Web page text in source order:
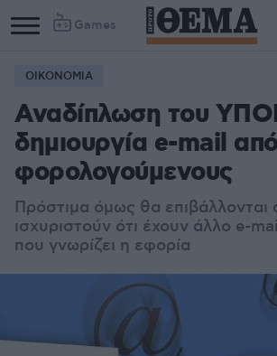
Games
ΟΙΚΟΝΟΜΙΑ
Αναδίπλωση του
δημιουργία e-mail
φορολογούμενους
Πρόστιμα όμως θα επιβάλλονται
ισχυριστούν ότι έχουν άλλο e-
που γνωρίζει η εφορία